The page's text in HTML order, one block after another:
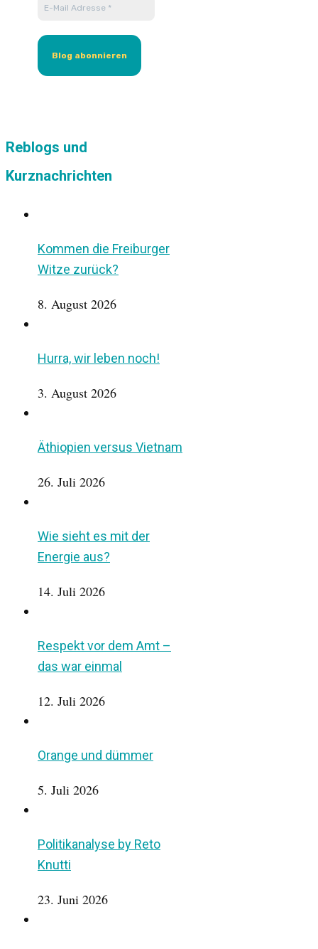
Reblogs und
Kurznachrichten
Kommen die Freiburger
Witze zurück?
8. August 2026
Hurra, wir leben noch!
3. August 2026
Äthiopien versus Vietnam
26. Juli 2026
Wie sieht es mit der
Energie aus?
14. Juli 2026
Respekt vor dem Amt –
das war einmal
12. Juli 2026
Orange und dümmer
5. Juli 2026
Politikanalyse by Reto
Knutti
23. Juni 2026